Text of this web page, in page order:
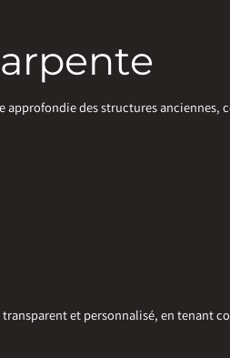
approfondie des structures anciennes,
et personnalisé, en tenant